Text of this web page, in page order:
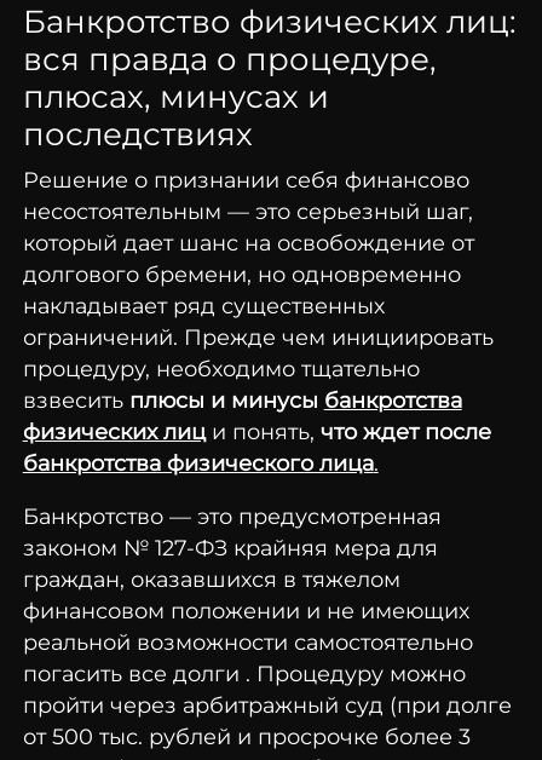
Банкротство физических лиц:
вся правда о процедуре,
плюсах, минусах и
последствиях
Решение о признании себя финансово
несостоятельным — это серьезный шаг,
который дает шанс на освобождение от
долгового бремени, но одновременно
накладывает ряд существенных
ограничений. Прежде чем инициировать
процедуру, необходимо тщательно
взвесить плюсы и минусы банкротства
физических лици понять, что ждет после
банкротства физического лица.
Банкротство — это предусмотренная
законом № 127-ФЗ крайняя мера для
граждан, оказавшихся в тяжелом
финансовом положении и не имеющих
реальной возможности самостоятельно
погасить все долги . Процедуру можно
пройти через арбитражный суд (при долге
от 500 тыс. рублей и просрочке более 3